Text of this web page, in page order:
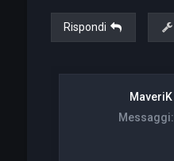
Rispondi
MaveriK
Messaggi: